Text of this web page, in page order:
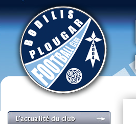
L’actualité du club